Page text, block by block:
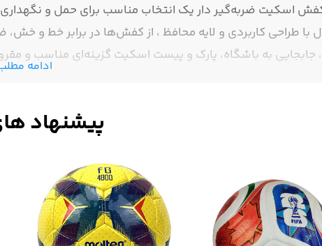
اسکیت ضربه‌گیر دار یک انتخاب مناسب برای حمل و
طراحی کاربردی و لایه محافظ ، از کفش‌ها در برابر خط و
جابجایی به باشگاه، پارک و پیست اسکیت گزینه‌ای مناسب و
ادامه